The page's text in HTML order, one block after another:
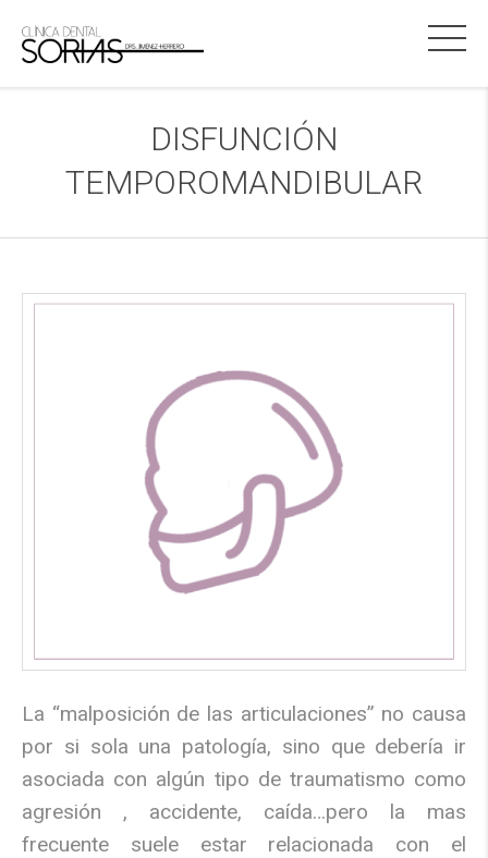
DISFUNCIÓN
TEMPOROMANDIBULAR
La “malposición de las articulaciones” no causa
por si sola una patología, sino que debería ir
asociada con algún tipo de traumatismo como
agresión , accidente, caída…pero la mas
frecuente suele estar relacionada con el